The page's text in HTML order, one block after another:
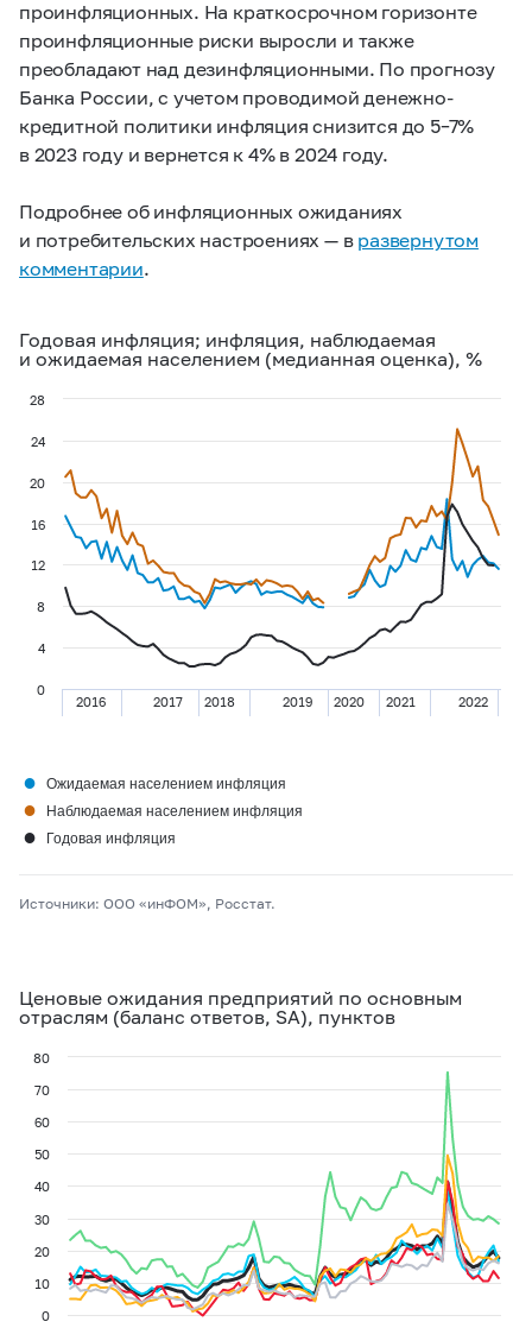
проинфляционных. На краткосрочном горизонте
проинфляционные риски выросли и также
преобладают над дезинфляционными. По прогнозу
Банка России, с учетом проводимой денежно-
кредитной политики инфляция снизится до 5–7%
в 2023 году и вернется к 4% в 2024 году.
Подробнее об инфляционных ожиданиях
и потребительских настроениях — в развернутом
комментарии.
Годовая инфляция; инфляция, наблюдаемая
и ожидаемая населением (медианная оценка), %
Ценовые ожидания предприятий по основным
отраслям (баланс ответов, SA), пунктов
2016 2017 2018 2019 2020 2021 2022
0
4
8
12
16
20
24
28
● Ожидаемая населением инфляция
● Наблюдаемая населением инфляция
● Годовая инфляция
0
10
20
30
40
50
60
70
80
Источники: ООО «инФОМ», Росстат.